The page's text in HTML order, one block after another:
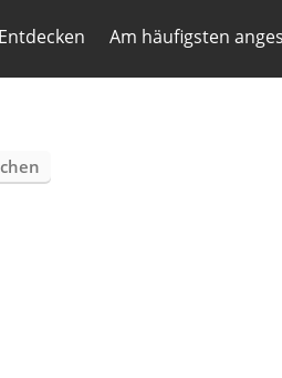
Entdecken Am häufigsten